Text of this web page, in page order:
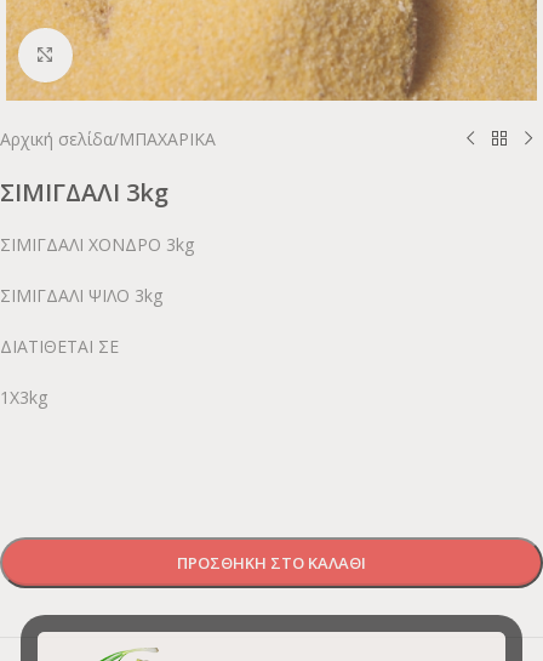
Κλικ για μεγέθυνση
Αρχική σελίδα/ΜΠΑΧΑΡΙΚΑ
ΣΙΜΙΓΔΑΛΙ 3kg
ΣΙΜΙΓΔΑΛΙ ΧΟΝΔΡΟ 3kg
ΣΙΜΙΓΔΑΛΙ ΨΙΛΟ 3kg
ΔΙΑΤΙΘΕΤΑΙ ΣΕ
1Χ3kg
ΠΡΟΣΘΉΚΗ ΣΤΟ ΚΑΛΆΘΙ